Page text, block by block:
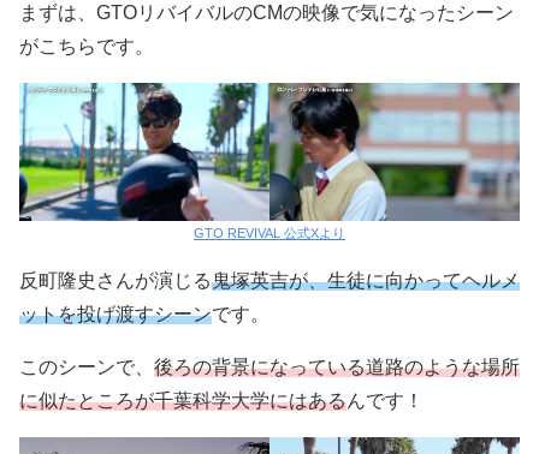
まずは、GTOリバイバルのCMの映像で気になったシーン
がこちらです。
GTO REVIVAL 公式Xより
反町隆史さんが演じる鬼塚英吉が、生徒に向かってヘルメ
ットを投げ渡すシーンです。
このシーンで、 後ろの背景になっている道路のような場所
に似たところが千葉科学大学にはあるんです！